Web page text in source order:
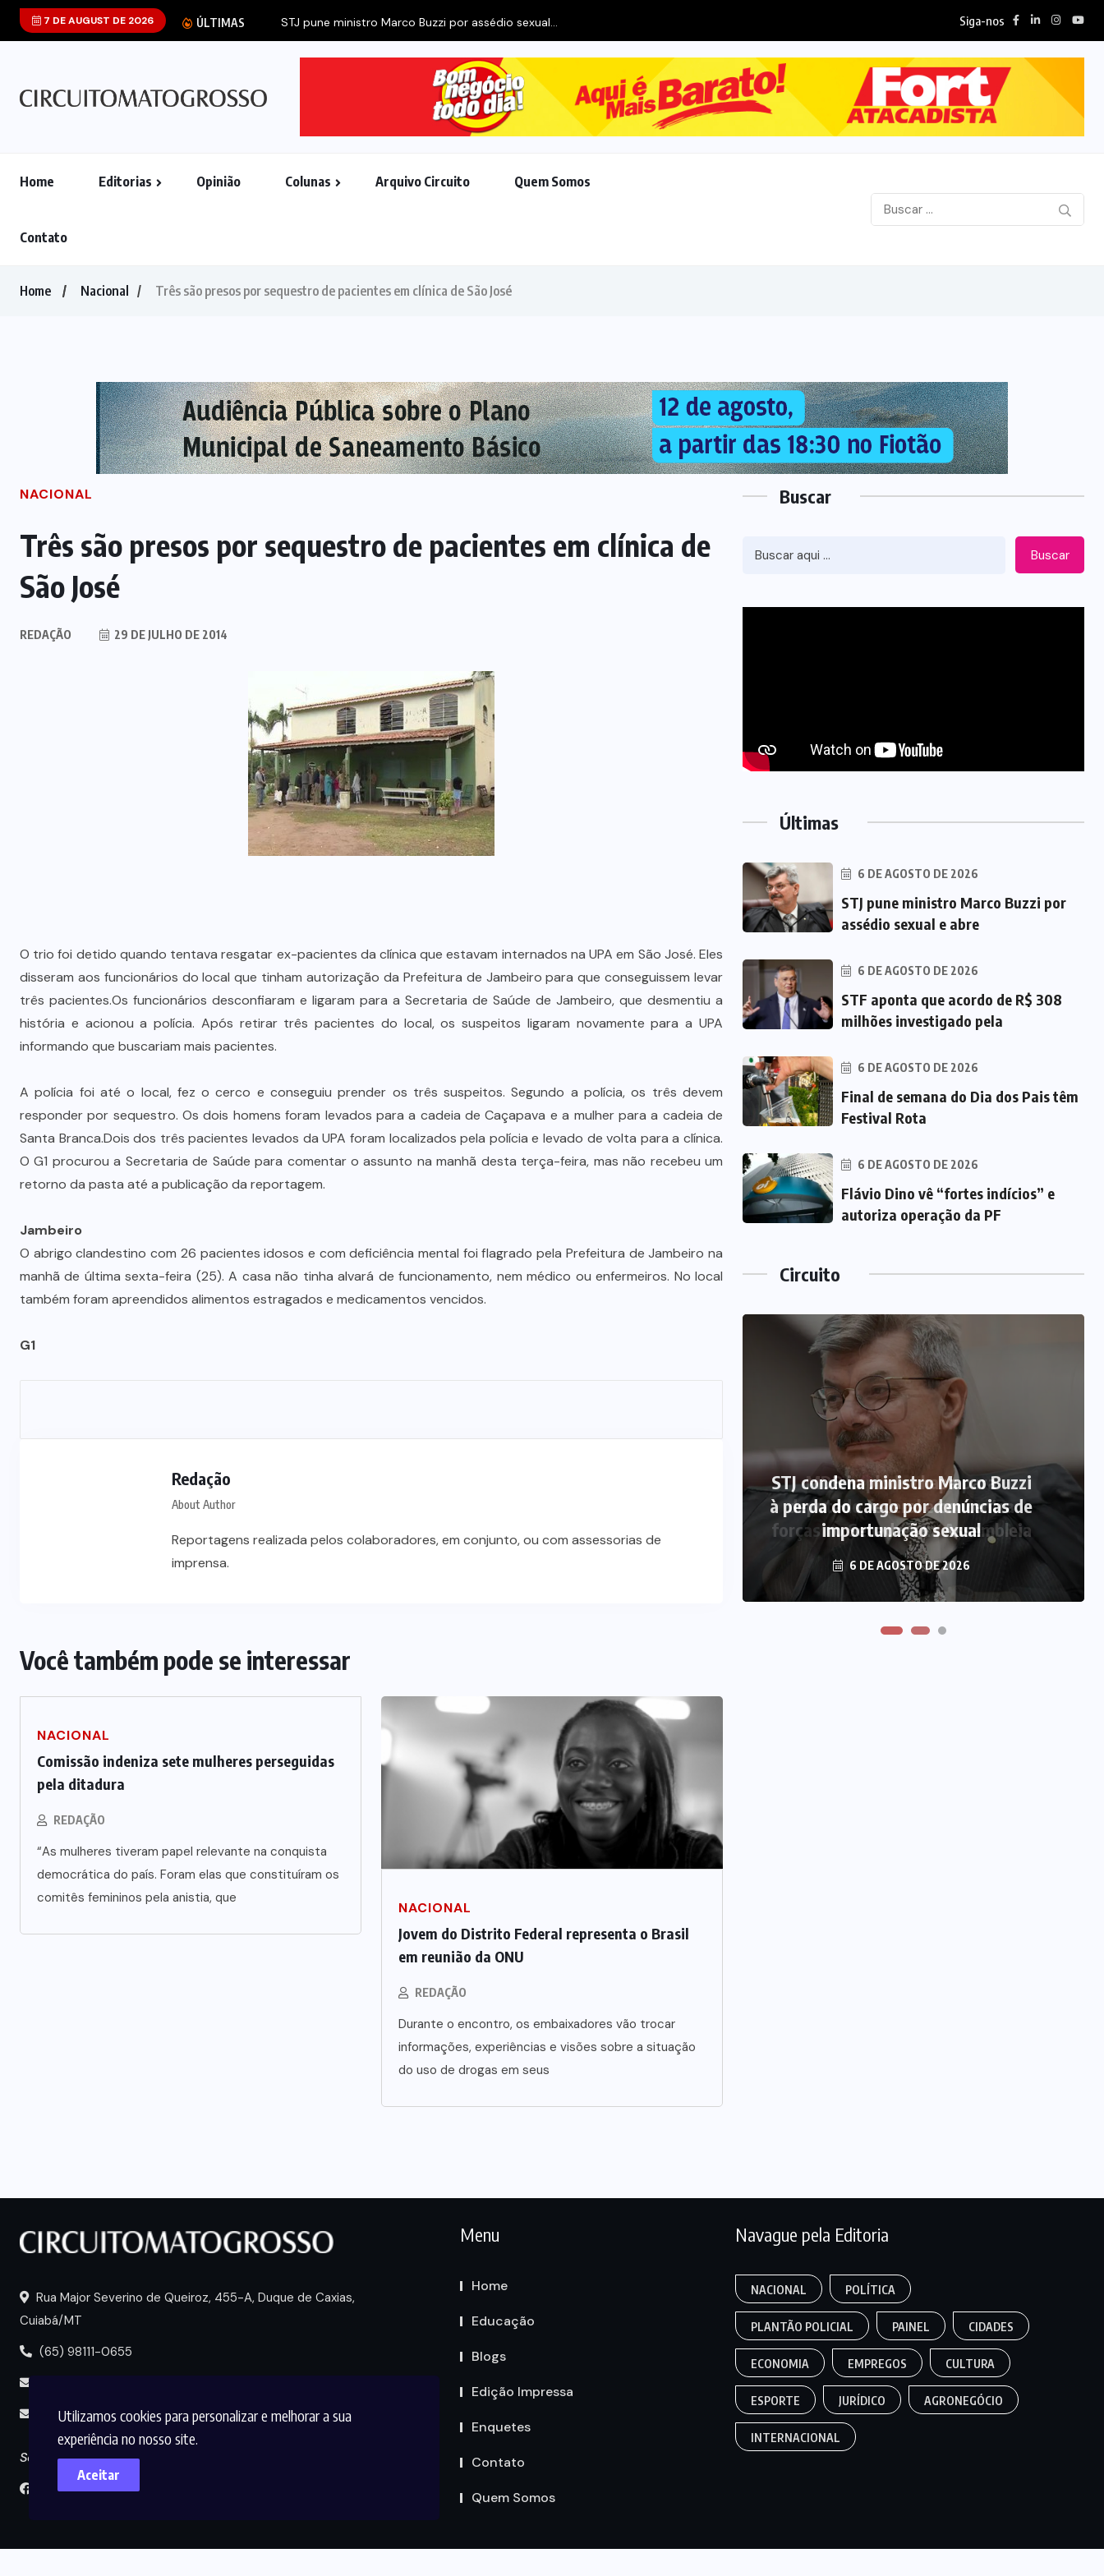
Utilizamos cookies para personalizar e melhorar a sua
experiência no nosso site.
Aceitar
7 DE AUGUST DE 2026 ÚLTIMAS Siga-nos
Home Editorias Opinião Colunas Arquivo Circuito Quem Somos
Contato
Home Nacional Três são presos por sequestro de pacientes em clínica de São José
NACIONAL
Três são presos por sequestro de pacientes em clínica de
São José
REDAÇÃO 29 DE JULHO DE 2014
O trio foi detido quando tentava resgatar ex-pacientes da clínica que estavam internados na UPA em São José. Eles
disseram aos funcionários do local que tinham autorização da Prefeitura de Jambeiro para que conseguissem levar
três pacientes.Os funcionários desconfiaram e ligaram para a Secretaria de Saúde de Jambeiro, que desmentiu a
história e acionou a polícia. Após retirar três pacientes do local, os suspeitos ligaram novamente para a UPA
informando que buscariam mais pacientes.
A polícia foi até o local, fez o cerco e conseguiu prender os três suspeitos. Segundo a polícia, os três devem
responder por sequestro. Os dois homens foram levados para a cadeia de Caçapava e a mulher para a cadeia de
Santa Branca.Dois dos três pacientes levados da UPA foram localizados pela polícia e levado de volta para a clínica.
O G1 procurou a Secretaria de Saúde para comentar o assunto na manhã desta terça-feira, mas não recebeu um
retorno da pasta até a publicação da reportagem.
Jambeiro
O abrigo clandestino com 26 pacientes idosos e com deficiência mental foi flagrado pela Prefeitura de Jambeiro na
manhã de última sexta-feira (25). A casa não tinha alvará de funcionamento, nem médico ou enfermeiros. No local
também foram apreendidos alimentos estragados e medicamentos vencidos.
G1
Redação
About Author
Reportagens realizada pelos colaboradores, em conjunto, ou com assessorias de
imprensa.
Você também pode se interessar
NACIONAL
Comissão indeniza sete mulheres perseguidas
pela ditadura
REDAÇÃO
“As mulheres tiveram papel relevante na conquista
democrática do país. Foram elas que constituíram os
comitês femininos pela anistia, que
NACIONAL
Jovem do Distrito Federal representa o Brasil
em reunião da ONU
REDAÇÃO
Durante o encontro, os embaixadores vão trocar
informações, experiências e visões sobre a situação
do uso de drogas em seus
Buscar
Buscar
Últimas
6 DE AGOSTO DE 2026
STJ pune ministro Marco Buzzi por
assédio sexual e abre
6 DE AGOSTO DE 2026
STF aponta que acordo de R$ 308
milhões investigado pela
6 DE AGOSTO DE 2026
Final de semana do Dia dos Pais têm
Festival Rota
6 DE AGOSTO DE 2026
Flávio Dino vê “fortes indícios” e
autoriza operação da PF
Circuito
Vale-refeição cobre apenas 9 dias
úteis de alimentação em Mato
Grosso, aponta levantamento
6 DE AGOSTO DE 2026
STJ condena ministro Marco Buzzi
à perda do cargo por denúncias de
importunação sexual
6 DE AGOSTO DE 2026
MDB implode chapa para
deputado federal e concentra
forças no Senado e na Assembleia
6 DE AGOSTO DE 2026
Rua Major Severino de Queiroz, 455-A, Duque de Caxias,
Cuiabá/MT
(65) 98111-0655
midia@circuitomt.com.br
Seguir
Menu
Home
Educação
Blogs
Edição Impressa
Enquetes
Contato
Quem Somos
Navague pela Editoria
NACIONAL POLÍTICA
PLANTÃO POLICIAL PAINEL CIDADES
ECONOMIA EMPREGOS CULTURA
ESPORTE JURÍDICO AGRONEGÓCIO
INTERNACIONAL